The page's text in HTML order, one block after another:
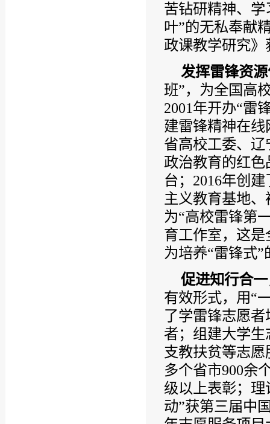
苦钻研精神、学
叶”的无私奉献
政课教学研究
发挥雷锋资
班”，为全国高
2001年开办“雷
建雷锋精神在
省高校工委、辽
政治教育的红色
台；2016年创
主义教育基地
为“高校雷锋第
育工作室，这
为培养“雷锋式
促进知行合
有效形式，用“
了学雷锋志愿
者；组建大学
支教扶贫等志愿
多个省市900余
级以上表彰；理
动”获第三届中